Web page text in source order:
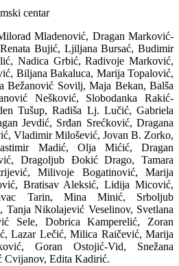
centar
Mladenović, Dragan Marković-
Bujić, Ljiljana Bursać, Budimir
Nadica Grbić, Radivoje Marković,
Biljana Bakaluca, Marija Topalović,
Bežanović Sovilj, Maja Bekan, Balša
Nešković, Slobodanka Rakić-
Tušup, Radiša Lj. Lučić, Gabriela
Jevdić, Srđan Srećković, Dragana
Vladimir Milošević, Jovan B. Zorko,
Madić, Olja Mićić, Dragan
Dragoljub Đokić Drago, Tamara
Milivoje Bogatinović, Marija
Bratisav Aleksić, Lidija Micović,
Tarin, Mina Minić, Srboljub
Nikolajević Veselinov, Svetlana
Sele, Dobrica Kamperelić, Zoran
Lazar Lečić, Milica Raičević, Marija
Goran Ostojić-Vid, Snežana
Cvijanov, Edita Kadirić.